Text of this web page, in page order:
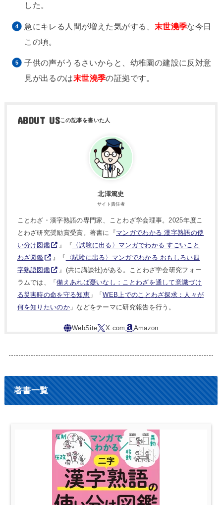
した。
急にキレる人間が増えた気がする、 末世澆季な今日
この頃。
子供の声がうるさいからと、幼稚園の建設に反対意
見が出るのは末世澆季の証拠です。
ABOUT US
北澤篤史
サイト責任者
ことわざ・漢字熟語の専門家、ことわざ学会理事。2025年度こ
とわざ研究奨励賞受賞。著書に『マンガでわかる 漢字熟語の使
い分け図鑑
』『 〈試験に出る〉マンガでわかる すごいこと
わざ図鑑
』『
〈試験に出る〉マンガでわかる おもしろい四
字熟語図鑑
』(共に講談社)がある。ことわざ学会研究フォー
ラムでは、「備えあれば憂いなし：ことわざを通して意識づけ
る災害時の命を守る知恵」「WEB上でのことわざ探求：人々が
何を知りたいのか」などをテーマに研究報告を行う。
著書一覧